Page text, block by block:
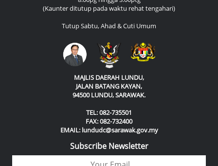
(Kaunter ditutup pada waktu rehat tengahari)
Tutup Sabtu, Ahad & Cuti Umum
MAJLIS DAERAH LUNDU,
JALAN BATANG KAYAN,
94500 LUNDU, SARAWAK.
TEL: 082-735501
FAX: 082-732400
EMAIL: lundudc@sarawak.gov.my
Subscribe Newsletter